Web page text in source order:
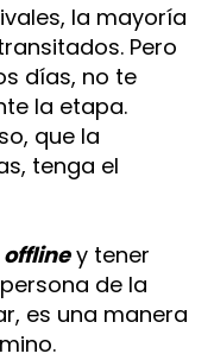
la mayoría
Pero
días, no te
la etapa.
que la
tenga el
offliney tener
de la
es una manera